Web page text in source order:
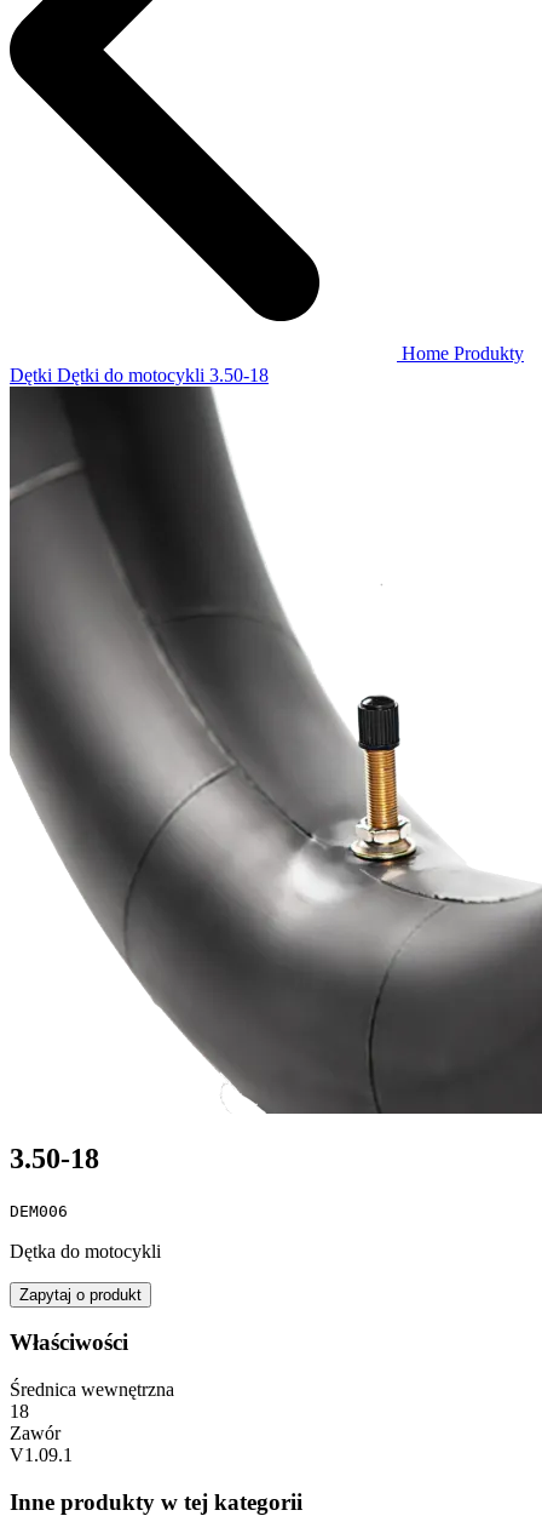
Home Produkty
Dętki Dętki do motocykli 3.50-18
3.50-18
DEM006
Dętka do motocykli
Zapytaj o produkt
Właściwości
Średnica wewnętrzna
18
Zawór
V1.09.1
Inne produkty w tej kategorii